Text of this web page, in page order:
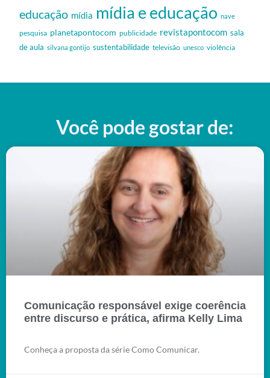
educação mídia mídia e educação nave
pesquisa planetapontocom publicidade revistapontocom sala
de aula silvana gontijo sustentabilidade televisão unesco violência
Você pode gostar de:
Comunicação responsável exige coerência
entre discurso e prática, afirma Kelly Lima
Conheça a proposta da série Como Comunicar.